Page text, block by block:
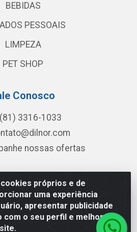
próprios e de
uma experiência
apresentar publicidade
com o seu perfil e melhorar a
BEBIDAS
PESSOAIS
LIMPEZA
PET SHOP
Conosco
(81) 3316-1033
nossas ofertas
Professor Joaquim Cavalcanti,
PE - CEP 50800-010 - CNPJ
0001-51